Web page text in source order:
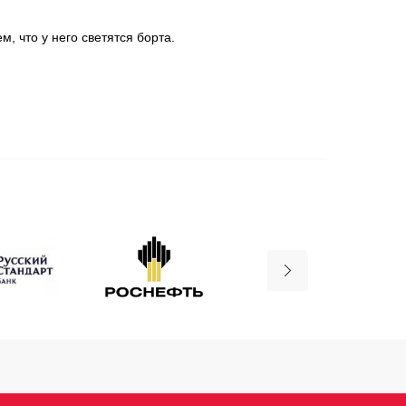
что у него светятся борта.